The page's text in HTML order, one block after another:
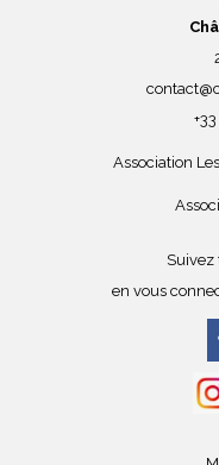
Association
Suivez
en vous